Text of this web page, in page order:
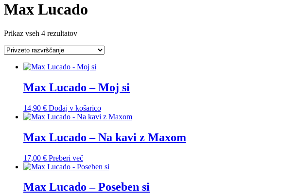
Max Lucado
Prikaz vseh 4 rezultatov
Max Lucado – Moj si
14,90 € Dodaj v košarico
Max Lucado – Na kavi z Maxom
17,00 € Preberi več
Max Lucado – Poseben si